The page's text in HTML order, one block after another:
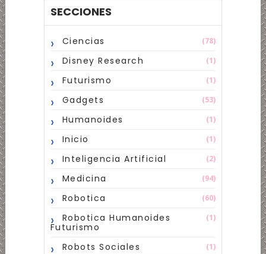
SECCIONES
Ciencias (78)
Disney Research (1)
Futurismo (1)
Gadgets (53)
Humanoides (1)
Inicio (1)
Inteligencia Artificial (2)
Medicina (94)
Robotica (60)
Robotica Humanoides
Futurismo
(1)
Robots Sociales (1)